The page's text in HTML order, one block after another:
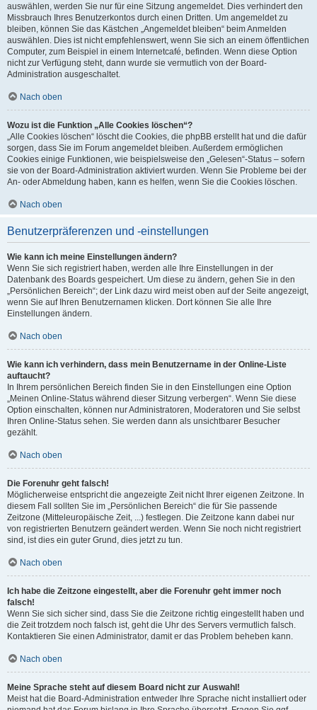
auswählen, werden Sie nur für eine Sitzung angemeldet. Dies verhindert den
Missbrauch Ihres Benutzerkontos durch einen Dritten. Um angemeldet zu
bleiben, können Sie das Kästchen „Angemeldet bleiben“ beim Anmelden
auswählen. Dies ist nicht empfehlenswert, wenn Sie sich an einem öffentlichen
Computer, zum Beispiel in einem Internetcafé, befinden. Wenn diese Option
nicht zur Verfügung steht, dann wurde sie vermutlich von der Board-
Administration ausgeschaltet.
Nach oben
Wozu ist die Funktion „Alle Cookies löschen“?
„Alle Cookies löschen“ löscht die Cookies, die phpBB erstellt hat und die dafür
sorgen, dass Sie im Forum angemeldet bleiben. Außerdem ermöglichen
Cookies einige Funktionen, wie beispielsweise den „Gelesen“-Status – sofern
sie von der Board-Administration aktiviert wurden. Wenn Sie Probleme bei der
An- oder Abmeldung haben, kann es helfen, wenn Sie die Cookies löschen.
Nach oben
Benutzerpräferenzen und -einstellungen
Wie kann ich meine Einstellungen ändern?
Wenn Sie sich registriert haben, werden alle Ihre Einstellungen in der
Datenbank des Boards gespeichert. Um diese zu ändern, gehen Sie in den
„Persönlichen Bereich“; der Link dazu wird meist oben auf der Seite angezeigt,
wenn Sie auf Ihren Benutzernamen klicken. Dort können Sie alle Ihre
Einstellungen ändern.
Nach oben
Wie kann ich verhindern, dass mein Benutzername in der Online-Liste
auftaucht?
In Ihrem persönlichen Bereich finden Sie in den Einstellungen eine Option
„Meinen Online-Status während dieser Sitzung verbergen“. Wenn Sie diese
Option einschalten, können nur Administratoren, Moderatoren und Sie selbst
Ihren Online-Status sehen. Sie werden dann als unsichtbarer Besucher
gezählt.
Nach oben
Die Forenuhr geht falsch!
Möglicherweise entspricht die angezeigte Zeit nicht Ihrer eigenen Zeitzone. In
diesem Fall sollten Sie im „Persönlichen Bereich“ die für Sie passende
Zeitzone (Mitteleuropäische Zeit, ...) festlegen. Die Zeitzone kann dabei nur
von registrierten Benutzern geändert werden. Wenn Sie noch nicht registriert
sind, ist dies ein guter Grund, dies jetzt zu tun.
Nach oben
Ich habe die Zeitzone eingestellt, aber die Forenuhr geht immer noch
falsch!
Wenn Sie sich sicher sind, dass Sie die Zeitzone richtig eingestellt haben und
die Zeit trotzdem noch falsch ist, geht die Uhr des Servers vermutlich falsch.
Kontaktieren Sie einen Administrator, damit er das Problem beheben kann.
Nach oben
Meine Sprache steht auf diesem Board nicht zur Auswahl!
Meist hat die Board-Administration entweder Ihre Sprache nicht installiert oder